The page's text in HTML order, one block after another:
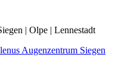
| Olpe | Lennestadt